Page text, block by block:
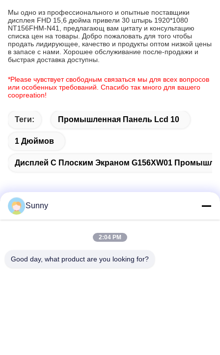
Мы одно из профессионального и опытные поставщики
дисплея FHD 15,6 дюйма привели 30 штырь 1920*1080
NT156FHM-N41, предлагающ вам цитату и консультацию
списка цен на товары. Добро пожаловать для того чтобы
продать лидирующее, качество и продукты оптом низкой цены
в запасе с нами. Хорошее обслуживание после-продажи и
быстрая доставка доступны.
*Please чувствует свободным связаться мы для всех вопросов
или особенных требований. Спасибо так много для вашего
coopreation!
Теги: Промышленная Панель Lcd 10
1 Дюймов
Дисплей С Плоским Экраном G156XW01
Здание А, Здание VERSINO, Новый район Лунхуа,
Sunny
2:04 PM
Good day, what product are you looking for?